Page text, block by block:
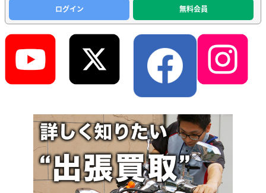
ログイン
無料会員